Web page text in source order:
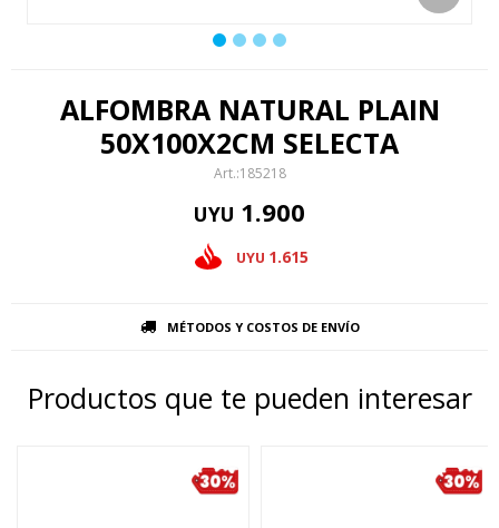
ALFOMBRA NATURAL PLAIN
50X100X2CM SELECTA
185218
UYU 1.900
UYU 1.615
MÉTODOS Y COSTOS DE ENVÍO
Productos que te pueden interesar